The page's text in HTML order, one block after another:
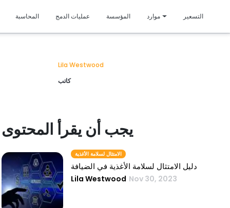
المحاسبة عمليات الدمج المؤسسة موارد التسعير
Lila Westwood
كاتب
يجب أن يقرأ المحتوى
الامتثال لسلامة الأغذية
دليل الامتثال لسلامة الأغذية في الضيافة
Lila Westwood Nov 30, 2023